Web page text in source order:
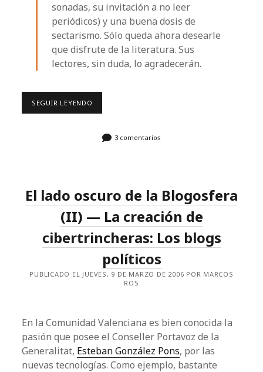
sonadas, su invitación a no leer
periódicos) y una buena dosis de
sectarismo. Sólo queda ahora desearle
que disfrute de la literatura. Sus
lectores, sin duda, lo agradecerán.
SEGUIR LEYENDO
LÍOS
3 comentarios
El lado oscuro de la Blogosfera
(II) — La creación de
cibertrincheras: Los blogs
políticos
PUBLICADO EL JUEVES, 9 DE MARZO DE 2006 POR MARCOS
ROS
En la Comunidad Valenciana es bien conocida la
pasión que posee el Conseller Portavoz de la
Generalitat, Esteban González Pons, por las
nuevas tecnologías. Como ejemplo, bastante